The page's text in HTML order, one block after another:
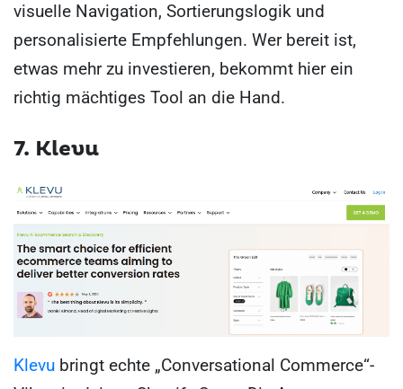
visuelle Navigation, Sortierungslogik und
personalisierte Empfehlungen. Wer bereit ist,
etwas mehr zu investieren, bekommt hier ein
richtig mächtiges Tool an die Hand.
7. Klevu
Klevu bringt echte „Conversational Commerce“-